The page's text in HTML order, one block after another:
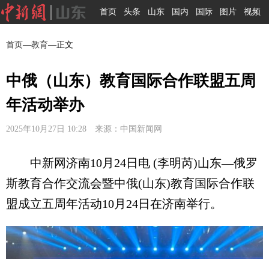
首页 头条 山东 国内 国际 图片 视频
首页—教育—正文
中俄（山东）教育国际合作联盟五周
年活动举办
2025年10月27日 10:28 来源：中国新闻网
中新网济南10月24日电 (李明芮)山东—俄罗
斯教育合作交流会暨中俄(山东)教育国际合作联
盟成立五周年活动10月24日在济南举行。